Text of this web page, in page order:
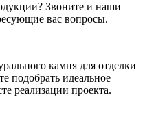
Звоните и наши
вас вопросы.
камня для отделки
подобрать идеальное
реализации проекта.